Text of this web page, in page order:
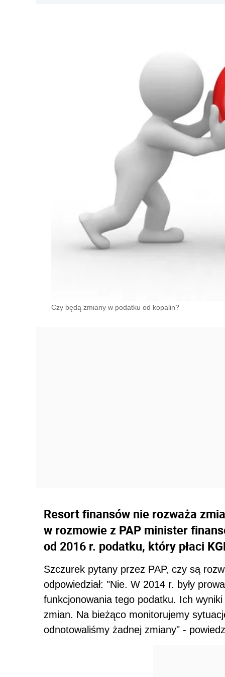
Czy będą zmiany w podatku od kopalin?
Resort finansów nie rozważa
w rozmowie z PAP minister
od 2016 r. podatku, który płaci
Szczurek pytany przez PAP, czy są
odpowiedział: "Nie. W 2014 r. były
funkcjonowania tego podatku. Ich
zmian. Na bieżąco monitorujemy
odnotowaliśmy żadnej zmiany" -